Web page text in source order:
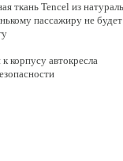
ткань Tencel из
пассажиру не
корпусу автокресла